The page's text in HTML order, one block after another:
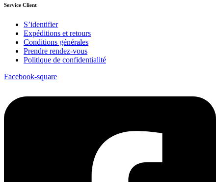
Service Client
S’identifier
Expéditions et retours
Conditions générales
Prendre rendez-vous
Politique de confidentialité
Facebook-square